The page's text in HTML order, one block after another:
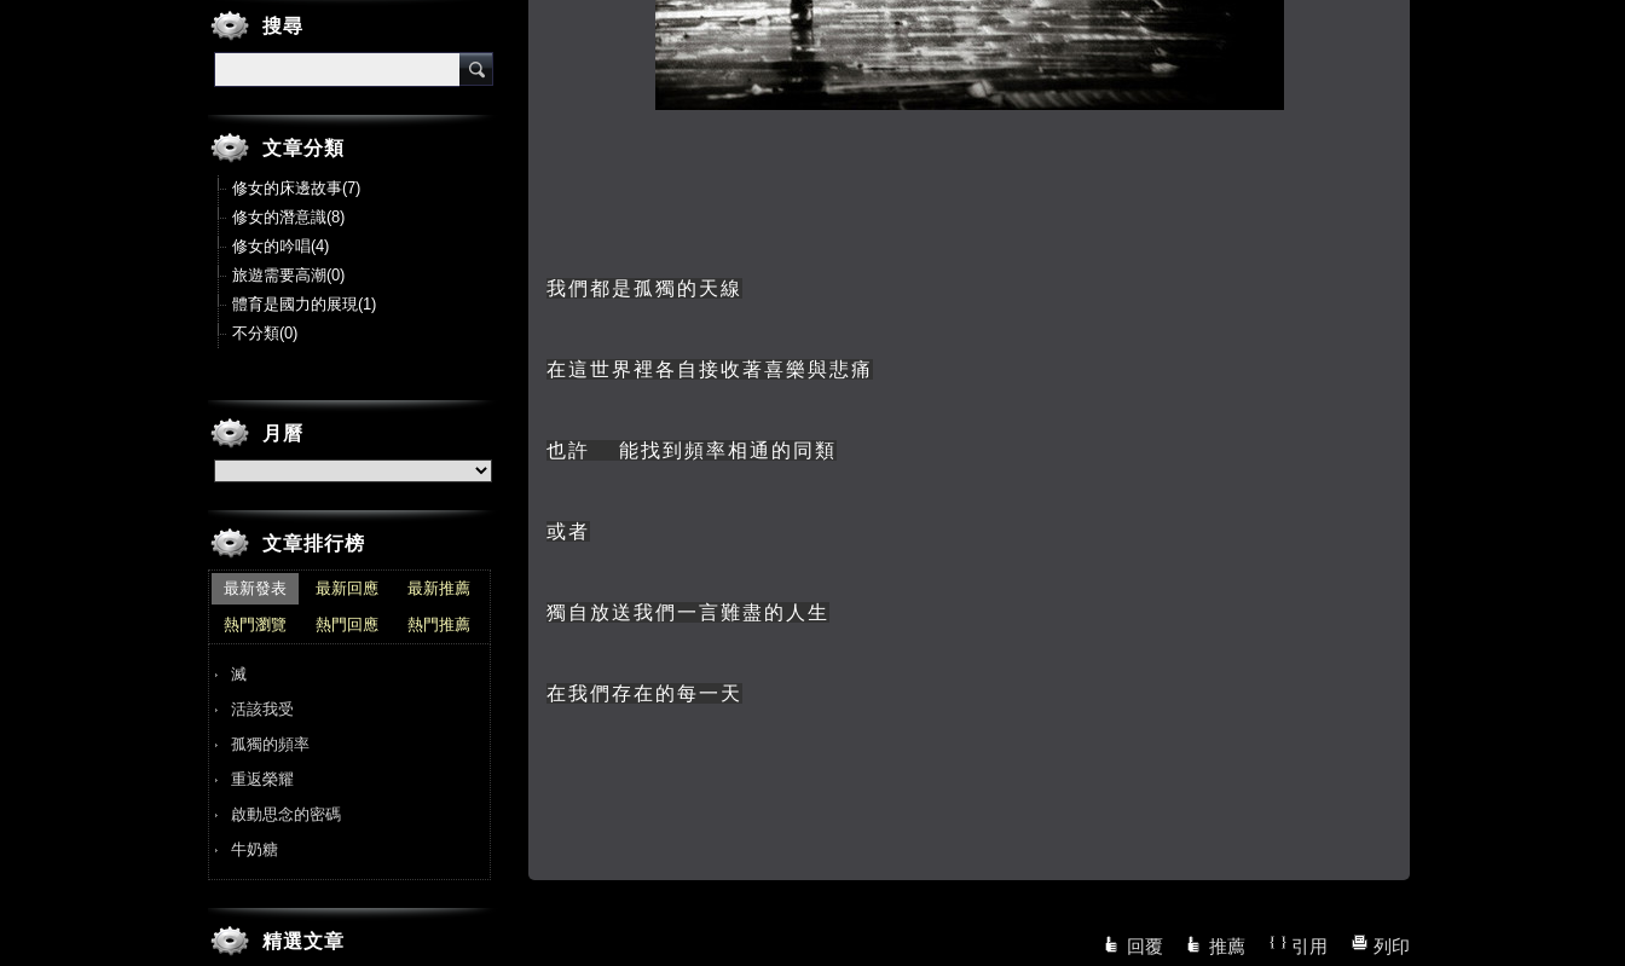
我們都是孤獨的天線
在這世界裡各自接收著喜樂與悲痛
也許 能找到頻率相通的同類
或者
獨自放送我們一言難盡的人生
在我們存在的每一天
回覆 推薦 引用 列印
搜尋
文章分類
修女的床邊故事(7)
修女的潛意識(8)
修女的吟唱(4)
旅遊需要高潮(0)
體育是國力的展現(1)
不分類(0)
月曆
文章排行榜
最新發表 最新回應
最新推薦
熱門瀏覽
熱門回應 熱門推薦
滅
活該我受
孤獨的頻率
重返榮耀
啟動思念的密碼
牛奶糖
精選文章